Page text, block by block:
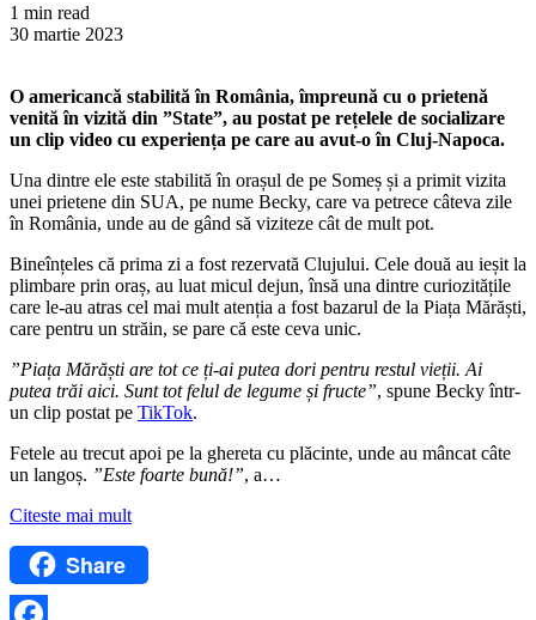
1 min read
30 martie 2023
O americancă stabilită în România, împreună cu o prietenă
venită în vizită din ”State”, au postat pe rețelele de socializare
un clip video cu experiența pe care au avut-o în Cluj-Napoca.
Una dintre ele este stabilită în orașul de pe Someș și a primit vizita
unei prietene din SUA, pe nume Becky, care va petrece câteva zile
în România, unde au de gând să viziteze cât de mult pot.
Bineînțeles că prima zi a fost rezervată Clujului. Cele două au ieșit la
plimbare prin oraș, au luat micul dejun, însă una dintre curiozitățile
care le-au atras cel mai mult atenția a fost bazarul de la Piața Mărăști,
care pentru un străin, se pare că este ceva unic.
”Piața Mărăști are tot ce ți-ai putea dori pentru restul vieții. Ai
putea trăi aici. Sunt tot felul de legume și fructe”, spune Becky într-
un clip postat pe TikTok.
Fetele au trecut apoi pe la ghereta cu plăcinte, unde au mâncat câte
un langoș. ”Este foarte bună!”, a…
Citeste mai mult
Share